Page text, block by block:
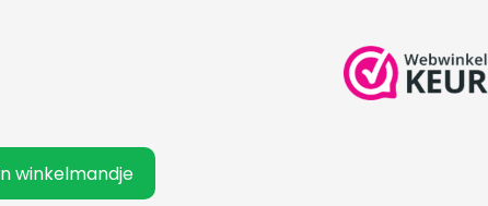
winkelmandje